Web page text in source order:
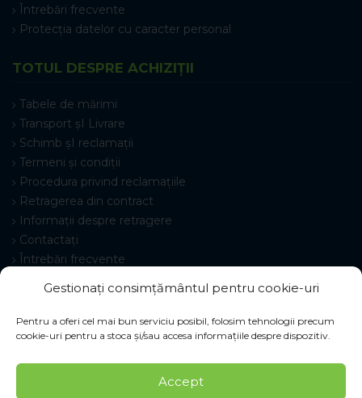
Gestionați consimțământul pentru cookie-uri
Pentru a oferi cel mai bun serviciu posibil, folosim tehnologii precum
cookie-uri pentru a stoca și/sau accesa informațiile despre dispozitiv.
Accept
Întrebări frecvente
Protecția datelor cu caracter personal
TOTUL DESPRE ACHIZIȚII
Tabele de mărimi
Transport șI Livrare
Schimb șI reclamații
Termeni și condiții
Procedura privind reclamațiile
Retragerea din contract
Informații despre retragere
Contactați
Întrebări frecvente
© 2026 Pracovné odevy ZIKO s. r. o., toate drepturile